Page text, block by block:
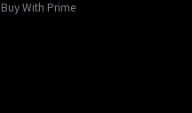
Buy With Prime